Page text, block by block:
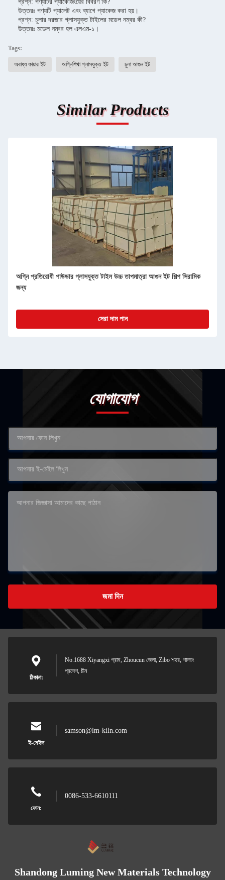
প্রশ্ন: পণ্যটির প্যাকেজিংয়ের বিবরণ কি?
উত্তরঃ পণ্যটি প্যালেট এবং ব্যাগে প্যাকেজ করা হয়।
প্রশ্ন: চুলার দরজার গ্লাসযুক্ত টাইলের মডেল নম্বর কী?
উত্তরঃ মডেল নম্বর হল এলএম-১।
Tags:
অবাধ্য ফায়ার ইট অগ্নিশিখা গ্লাসযুক্ত ইট চুলা আগুন ইট
Similar Products
অগ্নি প্রতিরোধী পাউডার গ্লাসযুক্ত টাইল উচ্চ তাপমাত্রা আগুন ইট শিল্প সিরামিক
জন্য
সেরা দাম পান
যোগাযোগ
জমা দিন
ঠিকানা:
No.1688 Xiyangxi গ্রাম, Zhoucun জেলা, Zibo শহর, শানডং
প্রদেশ, চীন
ই-মেইল
samson@lm-kiln.com
ফোন:
0086-533-6610111
Shandong Luming New Materials Technology